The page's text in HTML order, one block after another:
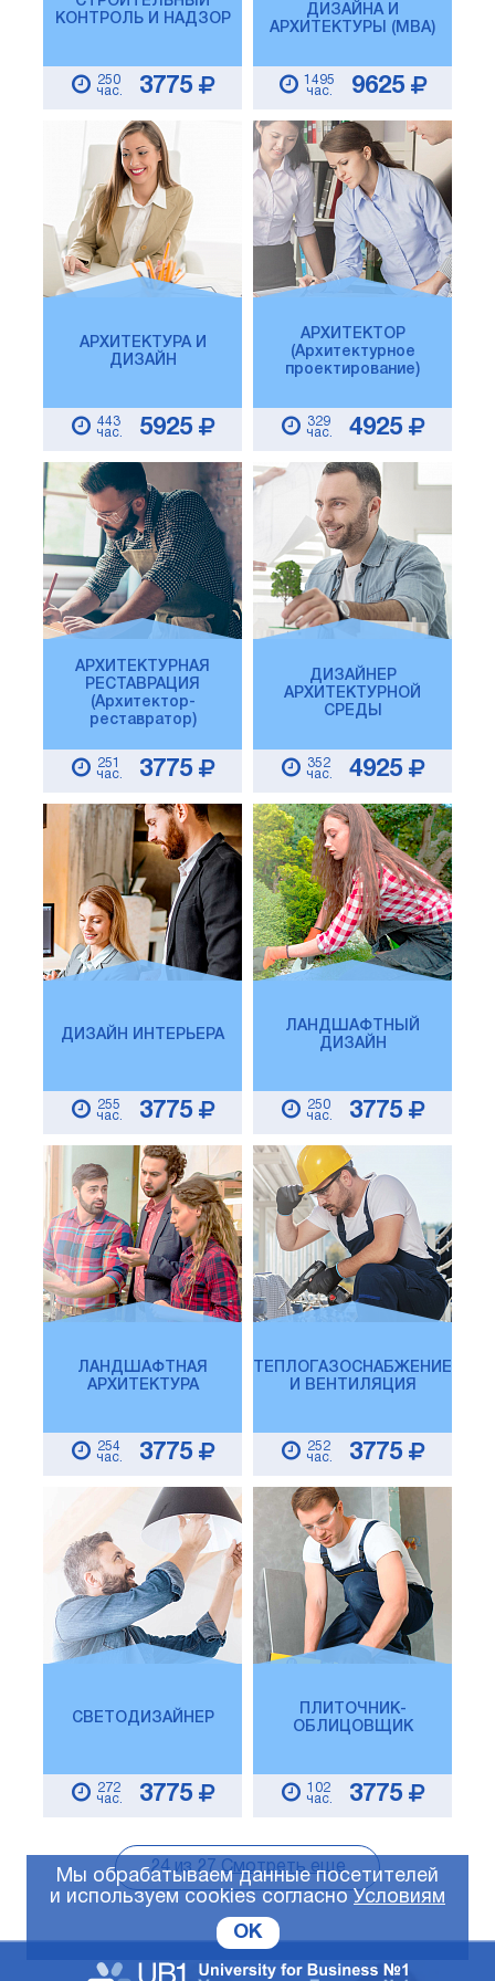
КОНТРОЛЬ И НАДЗОР
250
час.
3775
ДИЗАЙНА И
АРХИТЕКТУРЫ (MBA)
1495
час.
9625
АРХИТЕКТУРА И
ДИЗАЙН
443
час.
5925
АРХИТЕКТОР
(Архитектурное
проектирование)
329
час.
4925
АРХИТЕКТУРНАЯ
РЕСТАВРАЦИЯ
(Архитектор-
реставратор)
251
час.
3775
ДИЗАЙНЕР
АРХИТЕКТУРНОЙ
СРЕДЫ
352
час.
4925
ДИЗАЙН ИНТЕРЬЕРА
255
час.
3775
ЛАНДШАФТНЫЙ
ДИЗАЙН
250
час.
3775
ЛАНДШАФТНАЯ
АРХИТЕКТУРА
254
час.
3775
ТЕПЛОГАЗОСНАБЖЕНИЕ
И ВЕНТИЛЯЦИЯ
252
час.
3775
СВЕТОДИЗАЙНЕР
272
час.
3775
ПЛИТОЧНИК-
ОБЛИЦОВЩИК
102
час.
3775
24из27 Смотреть еще
Мы обрабатываем данные посетителей
и используем cookies согласно Условиям
OK